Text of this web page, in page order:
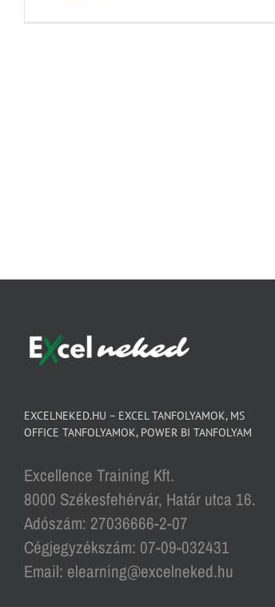
EXCELNEKED.HU – EXCEL TANFOLYAMOK, MS
OFFICE TANFOLYAMOK, POWER BI TANFOLYAM
Excellence Training Kft.
8000 Székesfehérvár, Határ utca 16.
Adószám: 27036666-2-07
Cégjegyzékszám: 07-09-032431
Email: elearning@excelneked.hu